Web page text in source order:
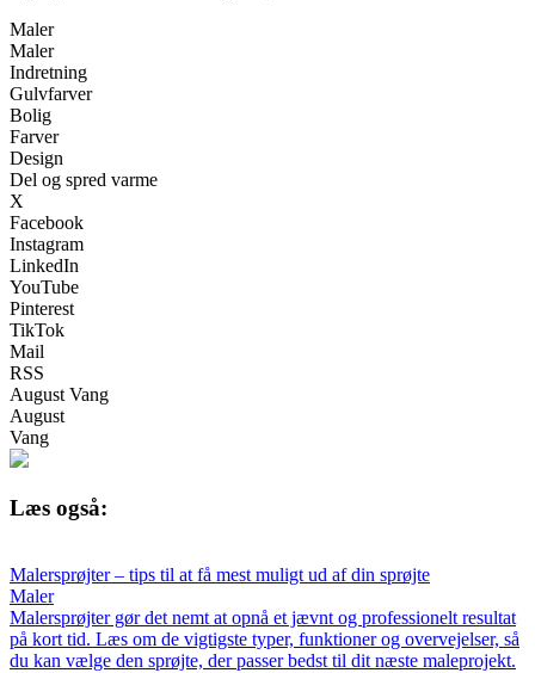
Maler
Maler
Indretning
Gulvfarver
Bolig
Farver
Design
Del og spred varme
X
Facebook
Instagram
LinkedIn
YouTube
Pinterest
TikTok
Mail
RSS
August Vang
August
Vang
Læs også:
Malersprøjter – tips til at få mest muligt ud af din sprøjte
Maler
Malersprøjter gør det nemt at opnå et jævnt og professionelt resultat
på kort tid. Læs om de vigtigste typer, funktioner og overvejelser, så
du kan vælge den sprøjte, der passer bedst til dit næste maleprojekt.